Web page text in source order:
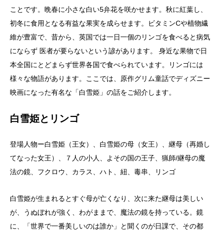
ことです。晩春に小さな白い5弁花を咲かせます。秋に紅葉し、
初冬に食用となる有益な果実を成らせます。ビタミンCや植物繊
維が豊富で、昔から、英国では一日一個のリンゴを食べると病気
にならず 医者が要らないという諺があります。 身近な果物で日
本全国にとどまらず世界各国で食べられています。リンゴには
様々な物語があります。ここでは、原作グリム童話でディズニー
映画になった有名な「白雪姫」の話をご紹介します。
白雪姫とリンゴ
登場人物ー白雪姫（王女）、白雪姫の母（女王）、継母（再婚し
てなった女王）、７人の小人、よその国の王子、猟師/継母の魔
法の鏡、フクロウ、カラス、ハト、紐、毒串、リンゴ
白雪姫が生まれるとすぐ母が亡くなり、次に来た継母は美しい
が、うぬぼれが強く、わがままで、魔法の鏡を持っている。鏡
に、「世界で一番美しいのは誰か」と聞くのが日課で、その都